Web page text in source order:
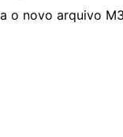
o novo arquivo